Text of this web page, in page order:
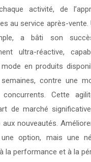
activité, de
au service après-vente.
a bâti son
ultra-réactive,
en produits
contre une
Cette
de marché
aux nouveautés.
option, mais une
la performance et à la